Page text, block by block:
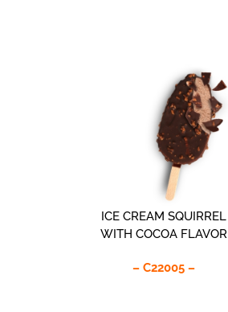
ICE CREAM SQUIRREL
WITH COCOA FLAVOR
– C22005 –